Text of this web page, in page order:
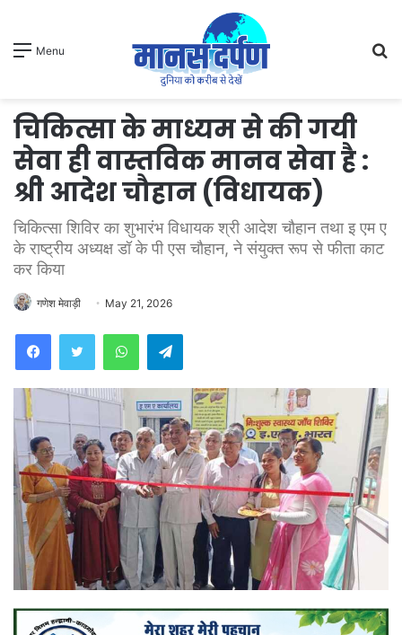
Menu
चिकित्सा के माध्यम से की गयी
सेवा ही वास्तविक मानव सेवा है :
श्री आदेश चौहान (विधायक)
चिकित्सा शिविर का शुभारंभ विधायक श्री आदेश चौहान तथा इ एम ए
के राष्ट्रीय अध्यक्ष डॉ के पी एस चौहान, ने संयुक्त रूप से फीता काट
कर किया
गणेश मेवाड़ी May 21, 2026
WhatsAppTelegram